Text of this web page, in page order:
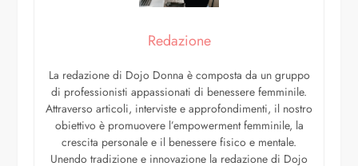
Redazione
La redazione di Dojo Donna è composta da un gruppo
di professionisti appassionati di benessere femminile.
Attraverso articoli, interviste e approfondimenti, il nostro
obiettivo è promuovere l’empowerment femminile, la
crescita personale e il benessere fisico e mentale.
Unendo tradizione e innovazione la redazione di Dojo